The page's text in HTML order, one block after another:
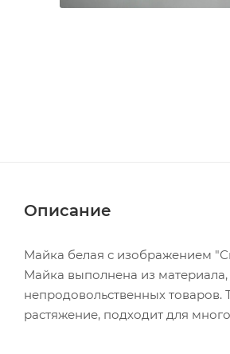
Описание
Майка белая с изображением
Майка выполнена из
непродовольственных товаров.
растяжение, подходит для